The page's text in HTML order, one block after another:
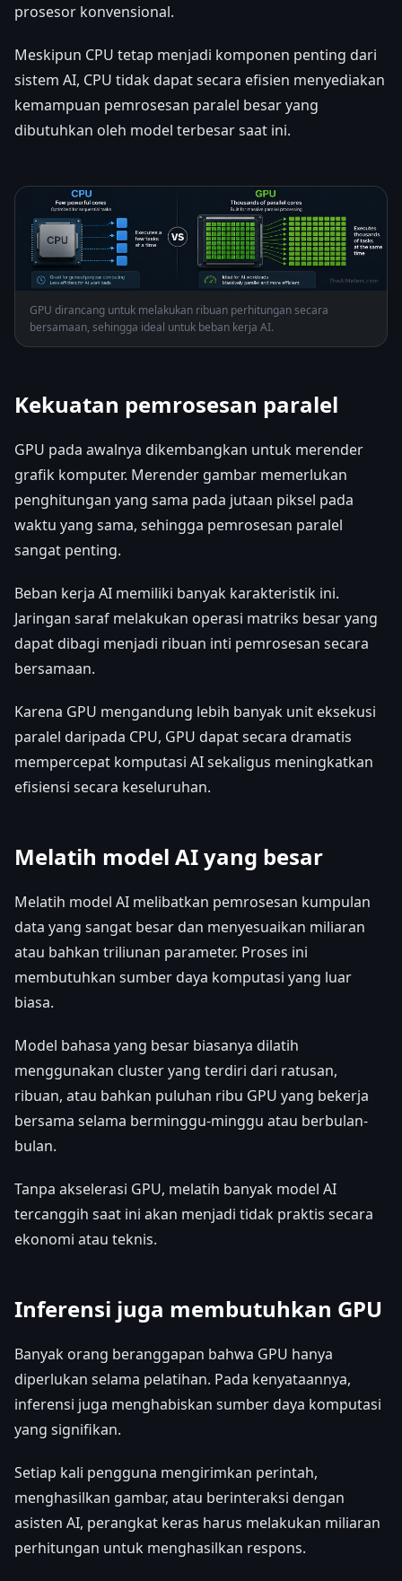
prosesor konvensional.
Meskipun CPU tetap menjadi komponen penting dari
sistem AI, CPU tidak dapat secara efisien menyediakan
kemampuan pemrosesan paralel besar yang
dibutuhkan oleh model terbesar saat ini.
GPU dirancang untuk melakukan ribuan perhitungan secara
bersamaan, sehingga ideal untuk beban kerja AI.
Kekuatan pemrosesan paralel
GPU pada awalnya dikembangkan untuk merender
grafik komputer. Merender gambar memerlukan
penghitungan yang sama pada jutaan piksel pada
waktu yang sama, sehingga pemrosesan paralel
sangat penting.
Beban kerja AI memiliki banyak karakteristik ini.
Jaringan saraf melakukan operasi matriks besar yang
dapat dibagi menjadi ribuan inti pemrosesan secara
bersamaan.
Karena GPU mengandung lebih banyak unit eksekusi
paralel daripada CPU, GPU dapat secara dramatis
mempercepat komputasi AI sekaligus meningkatkan
efisiensi secara keseluruhan.
Melatih model AI yang besar
Melatih model AI melibatkan pemrosesan kumpulan
data yang sangat besar dan menyesuaikan miliaran
atau bahkan triliunan parameter. Proses ini
membutuhkan sumber daya komputasi yang luar
biasa.
Model bahasa yang besar biasanya dilatih
menggunakan cluster yang terdiri dari ratusan,
ribuan, atau bahkan puluhan ribu GPU yang bekerja
bersama selama berminggu-minggu atau berbulan-
bulan.
Tanpa akselerasi GPU, melatih banyak model AI
tercanggih saat ini akan menjadi tidak praktis secara
ekonomi atau teknis.
Inferensi juga membutuhkan GPU
Banyak orang beranggapan bahwa GPU hanya
diperlukan selama pelatihan. Pada kenyataannya,
inferensi juga menghabiskan sumber daya komputasi
yang signifikan.
Setiap kali pengguna mengirimkan perintah,
menghasilkan gambar, atau berinteraksi dengan
asisten AI, perangkat keras harus melakukan miliaran
perhitungan untuk menghasilkan respons.